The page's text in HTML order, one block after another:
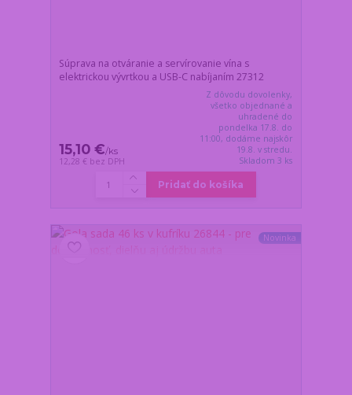
Súprava na otváranie a servírovanie vína s
elektrickou vývrtkou a USB-C nabíjaním 27312
15,10 €/ks
12,28 € bez DPH
Z dôvodu dovolenky,
všetko objednané a
uhradené do
pondelka 17.8. do
11:00, dodáme najskôr
19.8. v stredu.
Skladom 3 ks
Pridať do košíka
Novinka